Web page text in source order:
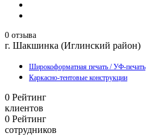
0 отзыва
г. Шакшинка (Иглинский район)
Широкоформатная печать / УФ-печать
Каркасно-тентовые конструкции
0 Рейтинг
клиентов
0 Рейтинг
сотрудников